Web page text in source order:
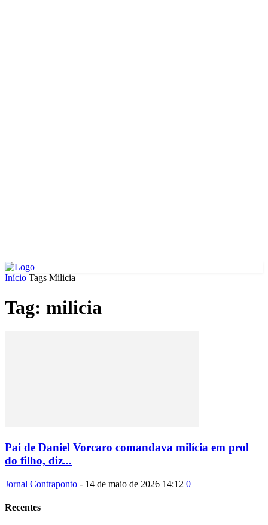
Início Tags Milicia
Tag: milicia
Pai de Daniel Vorcaro comandava milícia em prol
do filho, diz...
Jornal Contraponto - 14 de maio de 2026 14:12 0
Recentes